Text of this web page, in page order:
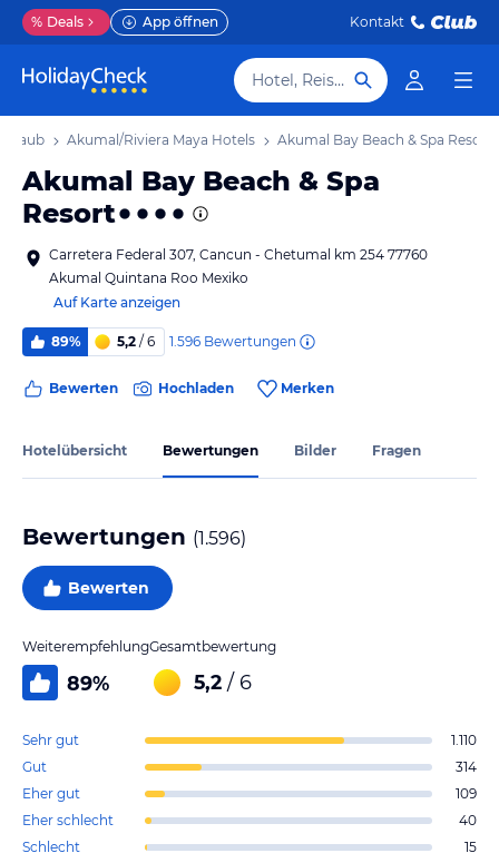
% Deals App öffnen Kontakt
Hotel, Reiseziel
Akumal/Riviera Maya Hotels Akumal Bay Beach & Spa Resort
Akumal Bay Beach & Spa
Resort
Carretera Federal 307, Cancun - Chetumal km 254 77760
Akumal Quintana Roo Mexiko
Auf Karte anzeigen
89% 5,2 / 6 1.596 Bewertungen
Bewerten Hochladen Merken
Hotelübersicht Bewertungen Bilder Fragen
Bewertungen (1.596)
Bewerten
Weiterempfehlung
89%
Gesamtbewertung
5,2 / 6
Sehr gut
1.110
Gut
314
Eher gut
109
Eher schlecht
40
Schlecht
15